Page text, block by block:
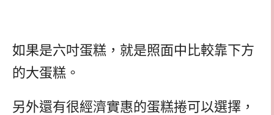
如果是六吋蛋糕，就是照面中比較靠下方
的大蛋糕。
另外還有很經濟實惠的蛋糕捲可以選擇，